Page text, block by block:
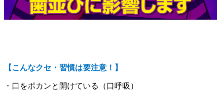
【こんなクセ・習慣は要注意！】
・口をポカンと開けている（口呼吸）